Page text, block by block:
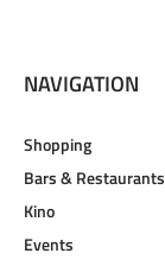
NAVIGATION
Shopping
Bars & Restaurants
Kino
Events